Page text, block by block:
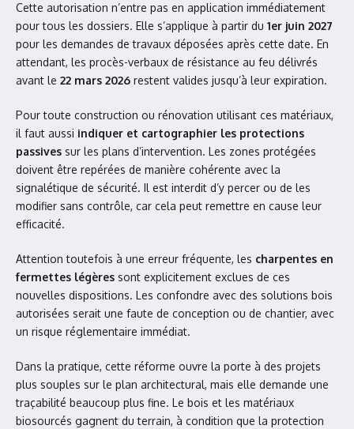
Cette autorisation n’entre pas en application immédiatement
pour tous les dossiers. Elle s’applique à partir du 1er juin 2027
pour les demandes de travaux déposées après cette date. En
attendant, les procès-verbaux de résistance au feu délivrés
avant le 22 mars 2026 restent valides jusqu’à leur expiration.
Pour toute construction ou rénovation utilisant ces matériaux,
il faut aussi indiquer et cartographier les protections
passives sur les plans d’intervention. Les zones protégées
doivent être repérées de manière cohérente avec la
signalétique de sécurité. Il est interdit d’y percer ou de les
modifier sans contrôle, car cela peut remettre en cause leur
efficacité.
Attention toutefois à une erreur fréquente, les charpentes en
fermettes légères sont explicitement exclues de ces
nouvelles dispositions. Les confondre avec des solutions bois
autorisées serait une faute de conception ou de chantier, avec
un risque réglementaire immédiat.
Dans la pratique, cette réforme ouvre la porte à des projets
plus souples sur le plan architectural, mais elle demande une
traçabilité beaucoup plus fine. Le bois et les matériaux
biosourcés gagnent du terrain, à condition que la protection